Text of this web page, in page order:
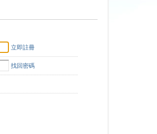
立即註冊
找回密碼